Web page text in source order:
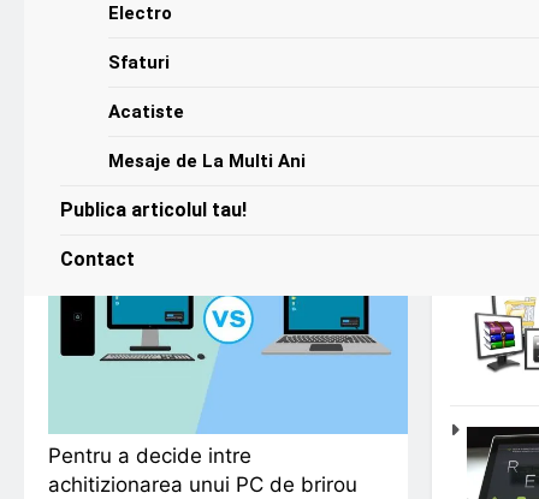
Electro
Sfaturi
Acatiste
Mesaje de La Multi Ani
Publica articolul tau!
Contact
Pentru a decide intre
achitizionarea unui PC de brirou